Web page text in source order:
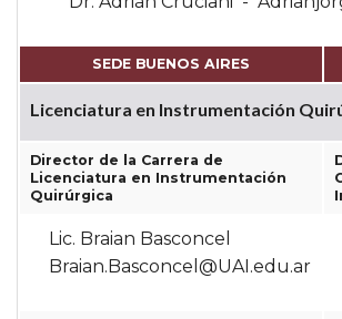
SEDE BUENOS AIRES
Licenciatura en Instrumentación
Director de la Carrera de
Licenciatura en Instrumentación
Quirúrgica
Lic. Braian Basconcel
Braian.Basconcel@UAI.edu.ar